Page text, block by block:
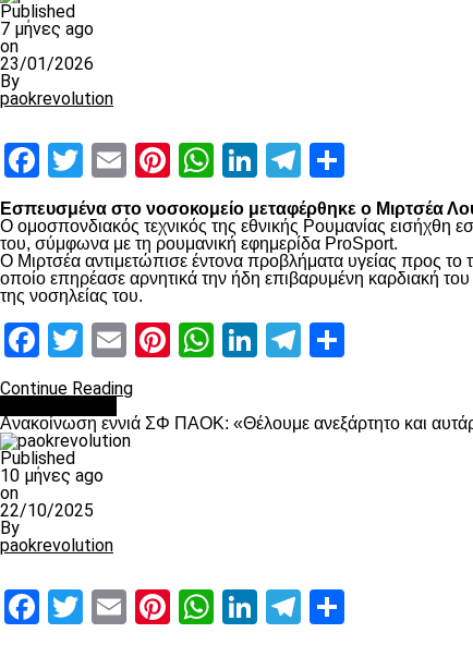
Published
7 μήνες ago
on
23/01/2026
By
paokrevolution
Facebook
Twitter
EmailPinterest
WhatsApp
LinkedIn
Telegram
Εσπευσμένα στο νοσοκομείο μεταφέρθηκε ο Μιρτσέα
Ο ομοσπονδιακός τεχνικός της εθνικής Ρουμανίας εισήχθη
του, σύμφωνα με τη ρουμανική εφημερίδα ProSport.
Ο Μιρτσέα αντιμετώπισε έντονα προβλήματα υγείας προς
οποίο επηρέασε αρνητικά την ήδη επιβαρυμένη καρδιακή του
της νοσηλείας του.
Facebook
Twitter
EmailPinterest
WhatsApp
LinkedIn
Telegram
Continue Reading
Ανακοίνωση εννιά ΣΦ ΠΑΟΚ: «Θέλουμε ανεξάρτητο και
Published
10 μήνες ago
on
22/10/2025
By
paokrevolution
Facebook
Twitter
EmailPinterest
WhatsApp
LinkedIn
Telegram